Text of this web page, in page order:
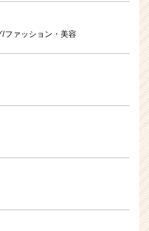
ファッション・美容